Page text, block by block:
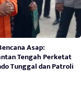
Asap:
Tengah Perketat
Tunggal dan Patroli